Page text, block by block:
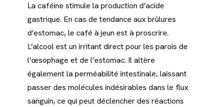
La caféine stimule la production d’acide
gastrique. En cas de tendance aux brûlures
d’estomac, le café à jeun est à proscrire.
L’alcool est un irritant direct pour les parois de
l’œsophage et de l’estomac. Il altère
également la perméabilité intestinale, laissant
passer des molécules indésirables dans le flux
sanguin, ce qui peut déclencher des réactions